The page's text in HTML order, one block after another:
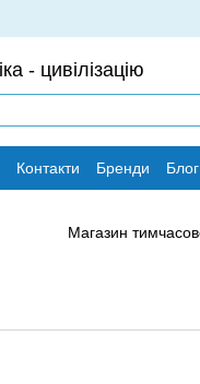
- цивілізацію
Контакти Бренди Блог